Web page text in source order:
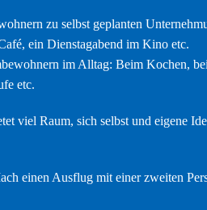
zu selbst geplanten
ein Dienstagabend im Kino etc.
im Alltag: Beim Kochen,
etc.
viel Raum, sich selbst und eigene
einen Ausflug mit einer zweiten